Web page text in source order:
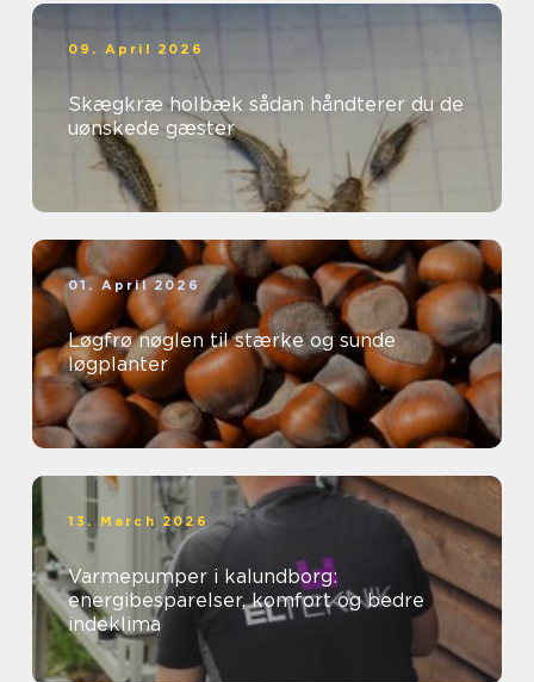
09. April 2026
Skægkræ holbæk sådan håndterer du de
uønskede gæster
01. April 2026
Løgfrø nøglen til stærke og sunde
løgplanter
13. March 2026
Varmepumper i kalundborg:
energibesparelser, komfort og bedre
indeklima